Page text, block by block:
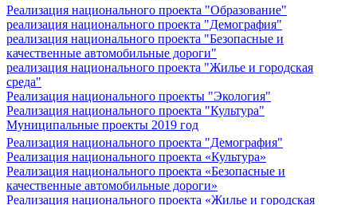
Реализация национального проекта "Образование"
реализация национального проекта "Демография"
реализация национального проекта "Безопасные и
качественные автомобильные дороги"
реализация национального проекта "Жилье и городская
среда"
Реализация национального проекты "Экология"
Реализация национального проекта "Культура"
Муниципальные проекты 2019 год
Реализация национального проекта "Демография"
Реализация национального проекта «Культура»
Реализация национального проекта «Безопасные и
качественные автомобильные дороги»
Реализация национального проекта «Жилье и городская